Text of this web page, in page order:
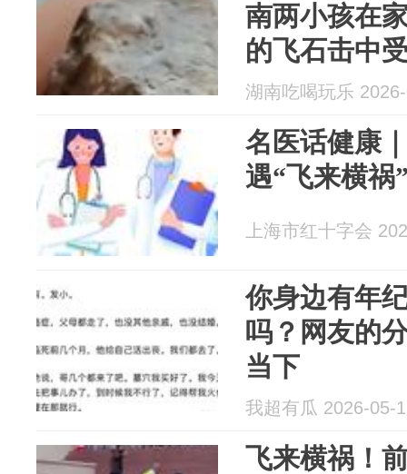
南两小孩在
的飞石击中
湖南吃喝玩乐
名医话健康
遇“飞来横祸
上海市红十字会
你身边有年
吗？网友的
当下
我超有瓜 2026-05-
飞来横祸！